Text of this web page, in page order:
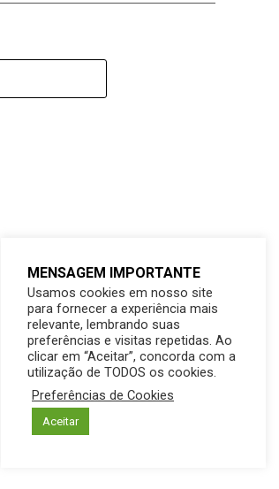
MENSAGEM IMPORTANTE
Usamos cookies em nosso site
para fornecer a experiência mais
relevante, lembrando suas
preferências e visitas repetidas. Ao
clicar em “Aceitar”, concorda com a
utilização de TODOS os cookies.
Preferências de Cookies
Aceitar